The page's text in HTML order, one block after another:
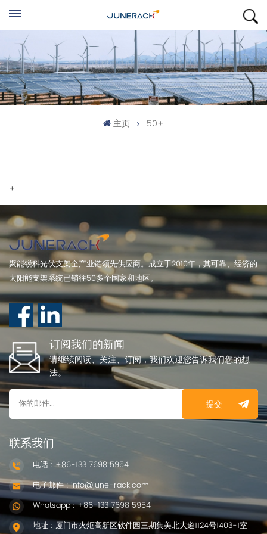
主页 50+
+
聚能锐科光伏支架全产业链领先供应商。成立于2010年，其可靠、经济的
太阳能支架系统已销往50多个国家和地区。
订阅我们的新闻
请继续阅读、关注、订阅，我们欢迎您告诉我们您的想
法。
提交
联系我们
电话 : +86-133 7698 5954
电子邮件 : info@june-rack.com
Whatsapp : +86-133 7698 5954
地址 : 厦门市火炬高新区软件园三期集美北大道1124号1403-1室